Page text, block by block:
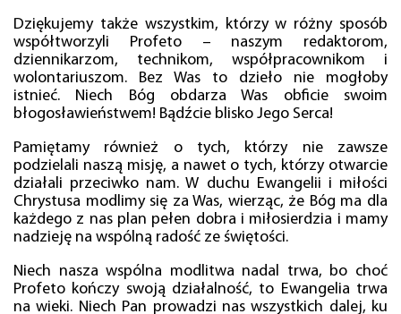
Dziękujemy także wszystkim, którzy w różny sposób
współtworzyli Profeto – naszym redaktorom,
dziennikarzom, technikom, współpracownikom i
wolontariuszom. Bez Was to dzieło nie mogłoby
istnieć. Niech Bóg obdarza Was obficie swoim
błogosławieństwem! Bądźcie blisko Jego Serca!
Pamiętamy również o tych, którzy nie zawsze
podzielali naszą misję, a nawet o tych, którzy otwarcie
działali przeciwko nam. W duchu Ewangelii i miłości
Chrystusa modlimy się za Was, wierząc, że Bóg ma dla
każdego z nas plan pełen dobra i miłosierdzia i mamy
nadzieję na wspólną radość ze świętości.
Niech nasza wspólna modlitwa nadal trwa, bo choć
Profeto kończy swoją działalność, to Ewangelia trwa
na wieki. Niech Pan prowadzi nas wszystkich dalej, ku